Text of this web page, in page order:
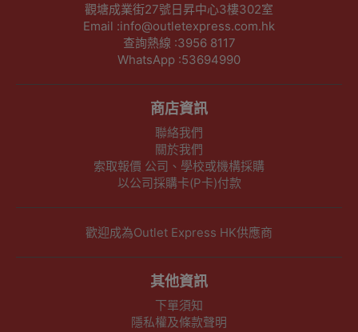
觀塘成業街27號日昇中心3樓302室
Email :info@outletexpress.com.hk
查詢熱線 :3956 8117
WhatsApp :53694990
商店資訊
聯絡我們
關於我們
索取報價 公司、學校或機構採購
以公司採購卡(P卡)付款
歡迎成為Outlet Express HK供應商
其他資訊
下單須知
隱私權及條款聲明